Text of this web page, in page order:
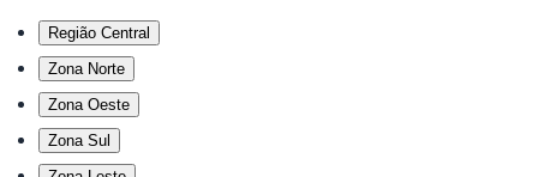
Região Central
Zona Norte
Zona Oeste
Zona Sul